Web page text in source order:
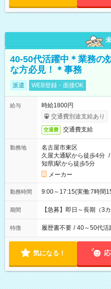
40-50代活躍中＊業務の
な方必見！＊事務
派遣 WEB登録・面接OK
給与
時給1800円
交通費別途支給あり
交通費 交通費支給
勤務地
名古屋市東区
久屋大通駅から徒歩4分 /
知県)駅から徒歩5分
メーカー
勤務時間 9:00～17:15(実働:7時間
期間 【急募】即日～長期（
特徴 履歴書不要 / 40～50代活
気になる！